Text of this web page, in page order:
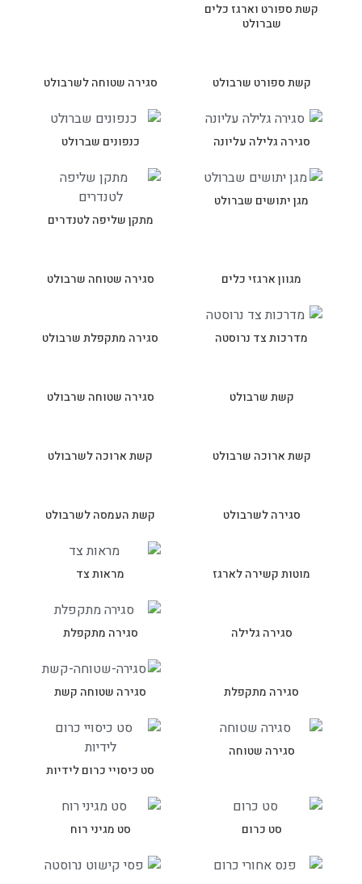
קשת ספורט וארגז כלים
שברולט
קשת ספורט שרבולט סגירה שטוחה לשרבולט
סגירה גלילה עליונה כנפונים שברולט
מגן יתושים שברולט
מתקן שליפה לטנדרים
מגוון ארגזי כלים סגירה שטוחה שרבולט
מדרכות צד נרוסטה סגירה מתקפלת שרבולט
קשת שרבולט סגירה שטוחה שרבולט
קשת ארוכה שרבולט קשת ארוכה לשרבולט
סגירה לשרבולט קשת העמסה לשרבולט
מוטות קשירה לארגז מראות צד
סגירה גלילה סגירה מתקפלת
סגירה מתקפלת סגירה שטוחה קשת
סגירה שטוחה
סט כיסויי כרום לידיות
סט כרום סט מגיני רוח